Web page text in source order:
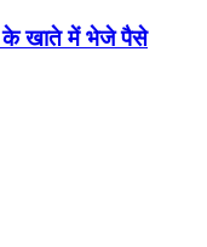
के खाते में भेजे पैसे